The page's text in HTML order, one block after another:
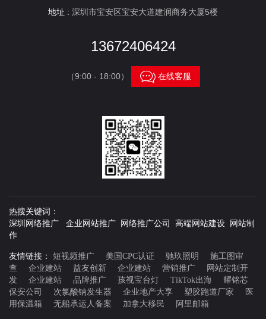
地址 : 深圳市宝安区宝安大道建润商务大厦5楼
13672406424
（9:00 - 18:00） 在线客服
热搜关键词：
深圳网络推广 企业网站推广 网络推广公司 高端网站建设 网站制
作
友情链接： 短视频推广 美国CPC认证 驰玖照明
施工图审
查
企业建站 益友创新 企业建站 营销推广
网站定制开
发
企业建站 品牌推广 孩视宝台灯 TikTok出海
耀铭芯
保安公司
次氯酸钠发生器 企业地产大享 塑胶跑道厂家
医
用保温箱
无船承运人备案 加拿大移民 阿里邮箱